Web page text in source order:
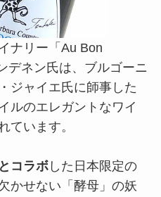
ナリー「Au Bon
デネン氏は、ブルゴーニ
ジャイエ氏に師事した
ルのエレガントなワイ
ています。
コラボした日本限定の
かせない「酵母」の妖